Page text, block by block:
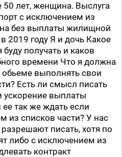
50 лет, женщина. Выслуга
с исключением из
без выплаты жилищной
2019 году Я и дочь Какое
получать и каков
времени Что я должна
обьеме выполнять свои
Есть ли смысл писать
ускорение выплаты
так же ждать если
из списков части? У нас
писать, хотя по
либо с исключением из
контракт